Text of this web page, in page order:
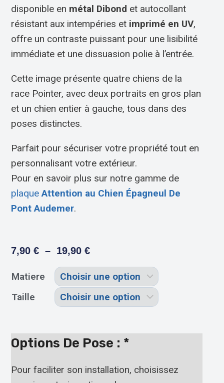
disponible en métal Dibond et autocollant
résistant aux intempéries et imprimé en UV,
offre un contraste puissant pour une lisibilité
immédiate et une dissuasion polie à l’entrée.
Cette image présente quatre chiens de la
race Pointer, avec deux portraits en gros plan
et un chien entier à gauche, tous dans des
poses distinctes.
Parfait pour sécuriser votre propriété tout en
personnalisant votre extérieur.
Pour en savoir plus sur notre gamme de
plaqueAttention au Chien Épagneul De
Pont Audemer.
7,90€ – 19,90€
Matiere
Taille
Options De Pose : *
Pour faciliter son installation, choisissez